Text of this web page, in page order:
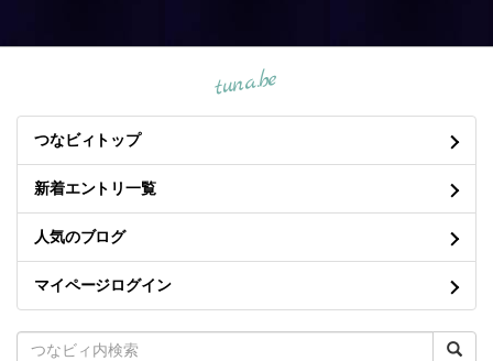
tuna.be
つなビィトップ
新着エントリ一覧
人気のブログ
マイページログイン